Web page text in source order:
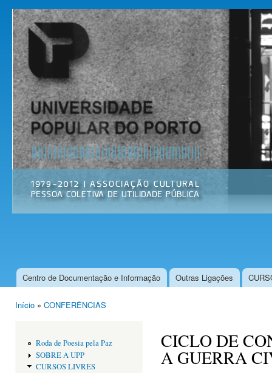
Universidade
Popular do
Porto
Associação
Cultural
Menu principal
Centro de Documentação e Informação Outras Ligações
Início » CONFERÊNCIAS
Roda de Poesia pela Paz
SOBRE A UPP
CURSOS LIVRES
CICLO DE
A GUERRA